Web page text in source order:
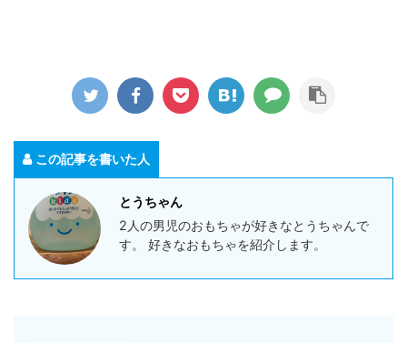
この記事を書いた人
とうちゃん
2人の男児のおもちゃが好きなとうちゃんで
す。 好きなおもちゃを紹介します。